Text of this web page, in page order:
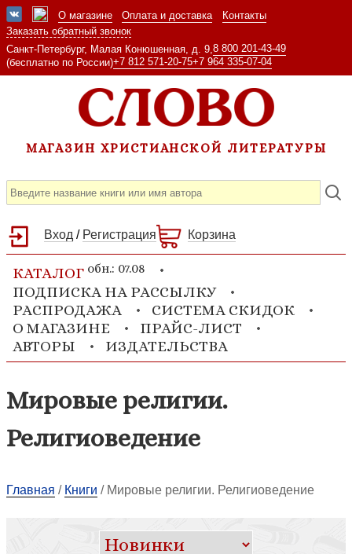
О магазине Оплата и доставка
Контакты
Заказать обратный звонок
Санкт-Петербург, Малая Конюшенная, д. 9, 8 800 201-43-49
(бесплатно по России)+7 812 571-20-75+7 964 335-07-04
МАГАЗИН ХРИСТИАНСКОЙ ЛИТЕРАТУРЫ
Вход / Регистрация Корзина
КАТАЛОГ обн.: 07.08
ПОДПИСКА НА РАССЫЛКУ
РАСПРОДАЖА
СИСТЕМА СКИДОК
О МАГАЗИНЕ
ПРАЙС-ЛИСТ
АВТОРЫ
ИЗДАТЕЛЬСТВА
Мировые религии.
Религиоведение
Главная / Книги / Мировые религии. Религиоведение